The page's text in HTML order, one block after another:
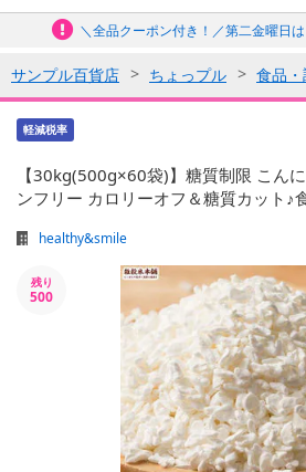
＼全品クーポン付き！／第二金曜日は
サンプル百貨店 ちょっプル 食品
軽減税率
【30kg(500g×60袋)】糖質制限 こん
ンフリー カロリーオフ＆糖質カット♪
healthy&smile
残り
500